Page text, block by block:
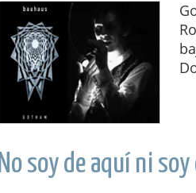
No soy de aquí ni